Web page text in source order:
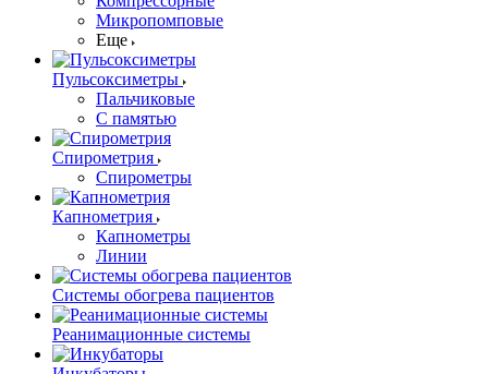
Микропомповые
Еще
Пульсоксиметры
Пальчиковые
С памятью
Спирометрия
Спирометры
Капнометрия
Капнометры
Линии
Системы обогрева пациентов
Реанимационные системы